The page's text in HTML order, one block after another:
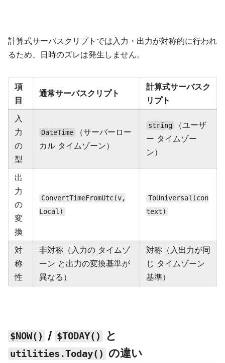
計算式サーバスクリプトでは入力・出力が対称的に行われ
るため、日時のズレは発生しません。
項
目
通常サーバスクリプト
計算式サーバスク
リプト
入
力
の
型
DateTime
（サーバーロー
カル タイムゾーン）
string
（ユーザ
ー タイムゾー
ン）
出
力
の
変
換
ConvertTimeFromUtc(v,
Local)
ToUniversal(con
text)
対
称
性
非対称（入力の タイムゾ
ーン と出力の変換基準が
異なる）
対称（入出力が同
じ タイムゾーン
基準）
$NOW() / $TODAY() と
utilities.Today() の違い